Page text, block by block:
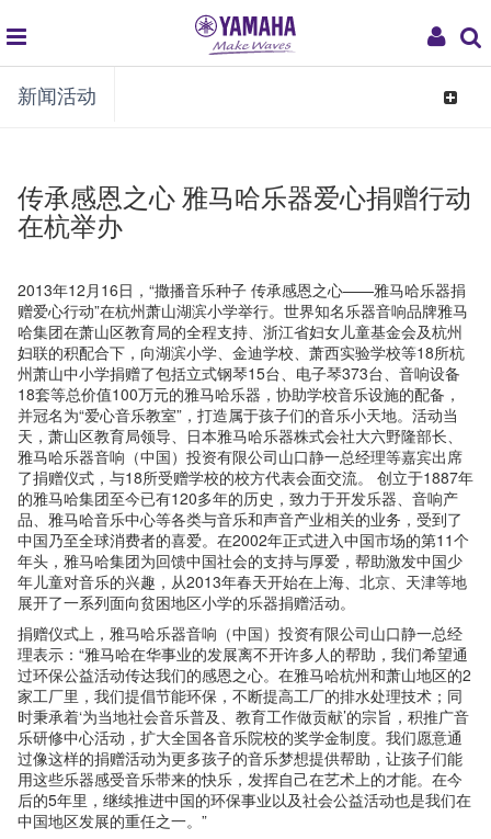
My
global
navigation
新闻活动
Toggle
传承感恩之心 雅马哈乐器爱心捐赠行动
在杭举办
2013年12月16日，“撒播音乐种子 传承感恩之心——雅马哈乐器捐
赠爱心行动”在杭州萧山湖滨小学举行。世界知名乐器音响品牌雅马
哈集团在萧山区教育局的全程支持、浙江省妇女儿童基金会及杭州
妇联的积配合下，向湖滨小学、金迪学校、萧西实验学校等18所杭
州萧山中小学捐赠了包括立式钢琴15台、电子琴373台、音响设备
18套等总价值100万元的雅马哈乐器，协助学校音乐设施的配备，
并冠名为“爱心音乐教室”，打造属于孩子们的音乐小天地。活动当
天，萧山区教育局领导、日本雅马哈乐器株式会社大六野隆部长、
雅马哈乐器音响（中国）投资有限公司山口静一总经理等嘉宾出席
了捐赠仪式，与18所受赠学校的校方代表会面交流。 创立于1887年
的雅马哈集团至今已有120多年的历史，致力于开发乐器、音响产
品、雅马哈音乐中心等各类与音乐和声音产业相关的业务，受到了
中国乃至全球消费者的喜爱。在2002年正式进入中国市场的第11个
年头，雅马哈集团为回馈中国社会的支持与厚爱，帮助激发中国少
年儿童对音乐的兴趣，从2013年春天开始在上海、北京、天津等地
展开了一系列面向贫困地区小学的乐器捐赠活动。
捐赠仪式上，雅马哈乐器音响（中国）投资有限公司山口静一总经
理表示：“雅马哈在华事业的发展离不开许多人的帮助，我们希望通
过环保公益活动传达我们的感恩之心。在雅马哈杭州和萧山地区的2
家工厂里，我们提倡节能环保，不断提高工厂的排水处理技术；同
时秉承着‘为当地社会音乐普及、教育工作做贡献’的宗旨，积推广音
乐研修中心活动，扩大全国各音乐院校的奖学金制度。我们愿意通
过像这样的捐赠活动为更多孩子的音乐梦想提供帮助，让孩子们能
用这些乐器感受音乐带来的快乐，发挥自己在艺术上的才能。在今
后的5年里，继续推进中国的环保事业以及社会公益活动也是我们在
中国地区发展的重任之一。”